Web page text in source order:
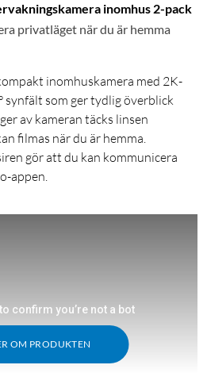
inomhus 2-pack
privatläget när du är hemma
inomhuskamera med 2K-
synfält som ger tydlig överblick
av kameran täcks linsen
filmas när du är hemma.
gör att du kan kommunicera
appen.
OM PRODUKTEN